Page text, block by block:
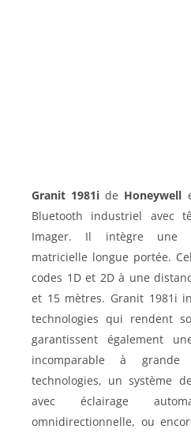
Granit 1981i de Honeywell
Bluetooth industriel avec
Imager. Il intègre une
matricielle longue portée.
codes 1D et 2D à une
et 15 mètres. Granit 1981i
technologies qui rendent
garantissent également
incomparable à
technologies, un système
avec éclairage
omnidirectionnelle, ou